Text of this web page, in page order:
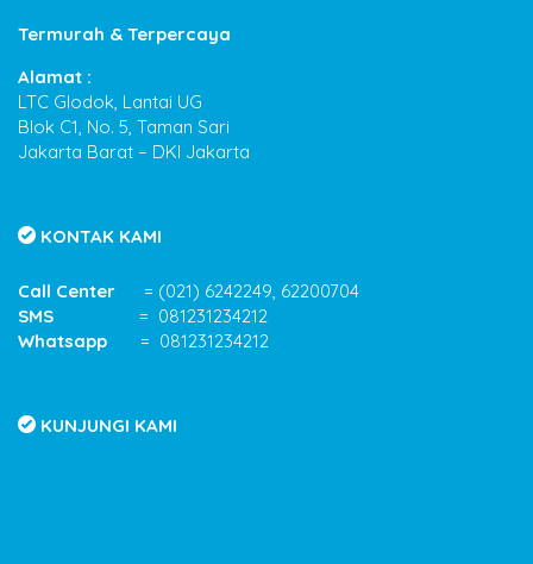
Termurah & Terpercaya
Alamat :
LTC Glodok, Lantai UG
Blok C1, No. 5, Taman Sari
Jakarta Barat – DKI Jakarta
KONTAK KAMI
Call Center = (021) 6242249, 62200704
SMS = 081231234212
Whatsapp = 081231234212
KUNJUNGI KAMI